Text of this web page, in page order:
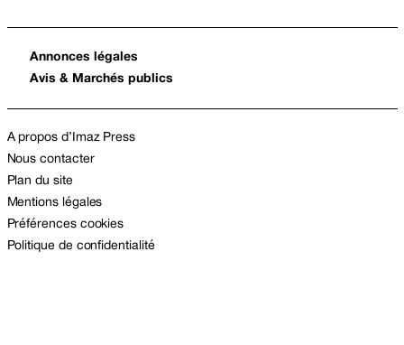
Annonces légales
Avis & Marchés publics
A propos d’Imaz Press
Nous contacter
Plan du site
Mentions légales
Préférences cookies
Politique de confidentialité